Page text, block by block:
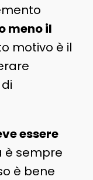
meno il
motivo è il
essere
è sempre
è bene